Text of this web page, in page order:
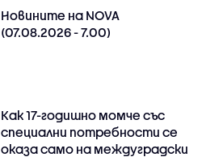
Новините на NOVA
(07.08.2026 - 7.00)
Как 17-годишно момче със
специални потребности се
оказа само на междуградски